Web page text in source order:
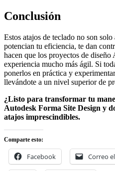
Conclusión
Estos atajos de teclado no son
potencian tu eficiencia, te dan
hacen que los proyectos de diseño
experiencia mucho más ágil. Si
ponerlos en práctica y
llevándote a un nivel superior de
¿Listo para transformar tu
Autodesk Forma Site Design y
atajos imprescindibles.
Comparte esto:
Facebook Correo